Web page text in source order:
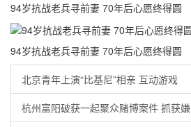
94岁抗战老兵寻前妻 70年后心愿终得圆
94岁抗战老兵寻前妻 70年后心愿终得圆
北京青年上演“比基尼”相亲 互动游戏
杭州富阳破获一起聚众赌博案件 抓获嫌